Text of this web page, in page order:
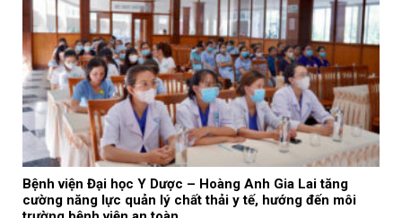
Bệnh viện Đại học Y Dược – Hoàng Anh Gia Lai tăng
cường năng lực quản lý chất thải y tế, hướng đến môi